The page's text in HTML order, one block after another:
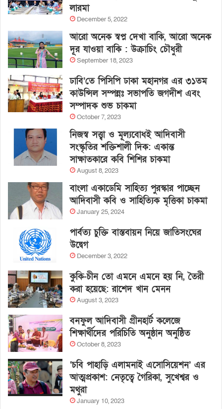
লারমা
December 5, 2022
আরো অনেক স্বপ্ন দেখা বাকি, আরো অনেক
দূর যাওয়া বাকি : উক্রাচিং চৌধুরী
September 18, 2023
ঢাবি’তে পিসিপি ঢাকা মহানগর এর ৩১তম
কাউন্সিল সম্পন্নঃ সভাপতি জগদীশ এবং
সম্পাদক শুভ চাকমা
October 7, 2023
নিজস্ব সত্ত্বা ও মূল্যবোধই আদিবাসী
সংস্কৃতির শক্তিশালী দিক: একান্ত
সাক্ষাতকারে কবি শিশির চাকমা
August 8, 2023
বাংলা একাডেমি সাহিত্য পুরস্কার পাচ্ছেন
আদিবাসী কবি ও সাহিত্যিক মৃত্তিকা চাকমা
January 25, 2024
পার্বত্য চুক্তি বাস্তবায়ন নিয়ে জাতিসংঘের
উদ্বেগ
December 3, 2022
কুকি-চীন তো এমনে এমনে হয় নি, তৈরী
করা হয়েছে: রাশেদ খান মেনন
August 3, 2023
বনফুল আদিবাসী গ্রীনহার্ট কলেজে
শিক্ষার্থীদের পরিচিতি অনুষ্ঠান অনুষ্ঠিত
October 8, 2023
‘চবি পাহাড়ি এলামনাই এসোসিয়েশন’ এর
আত্মপ্রকাশ: নেতৃত্বে গৈরিকা, সুখেশ্বর ও
মথুরা
January 10, 2023